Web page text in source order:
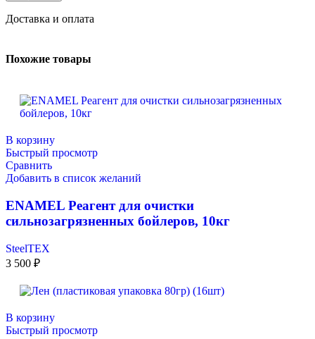
Доставка и оплата
Похожие товары
В корзину
Быстрый просмотр
Сравнить
Добавить в список желаний
ENAMEL Реагент для очистки
сильнозагрязненных бойлеров, 10кг
SteelTEX
3 500 ₽
В корзину
Быстрый просмотр